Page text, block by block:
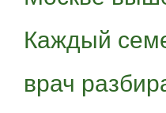
Каждый
врач